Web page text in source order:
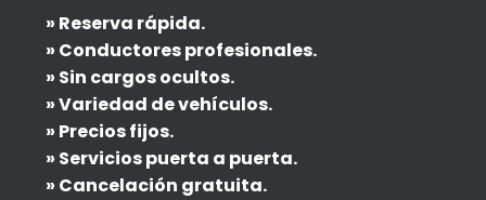
» Reserva rápida.
» Conductores profesionales.
» Sin cargos ocultos.
» Variedad de vehículos.
» Precios fijos.
» Servicios puerta a puerta.
» Cancelación gratuita.